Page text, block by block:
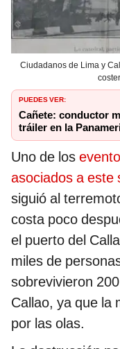
Ciudadanos de Lima y
PUEDES VER:
Cañete: conductor
tráiler en la
Uno de los
asociados a este
siguió al
costa poco
el puerto del
miles de
sobrevivieron
Callao, ya que la
por las olas.